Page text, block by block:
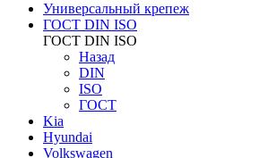
Универсальный крепеж
ГОСТ DIN ISO
ГОСТ DIN ISO
Назад
DIN
ISO
ГОСТ
Kia
Hyundai
Volkswagen